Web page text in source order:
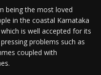
being the most loved
in the coastal Karnataka
is well accepted for its
problems such as
coupled with